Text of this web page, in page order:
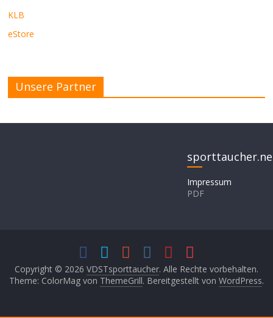
KLB
eStore
Unsere Partner
Impressum
PDF
Copyright © 2026 VDSTsporttaucher. Alle Rechte vorbehalten.
Theme: ColorMag von ThemeGrill. Bereitgestellt von WordPress.